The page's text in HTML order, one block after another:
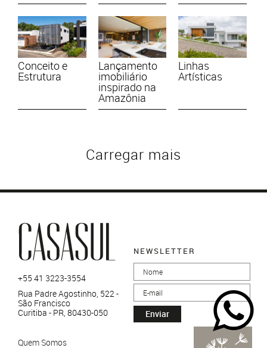
Conceito e
Estrutura
Lançamento
imobiliário
inspirado na
Amazônia
Linhas
Artísticas
Carregar mais
+55 41 3223-3554
Rua Padre Agostinho, 522 -
São Francisco
Curitiba - PR, 80430-050
Quem Somos
NEWSLETTER
Enviar